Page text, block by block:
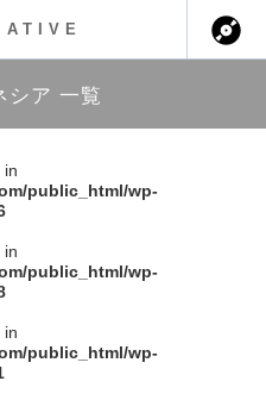
シア 一覧
in
public_html/wp-
in
public_html/wp-
in
public_html/wp-